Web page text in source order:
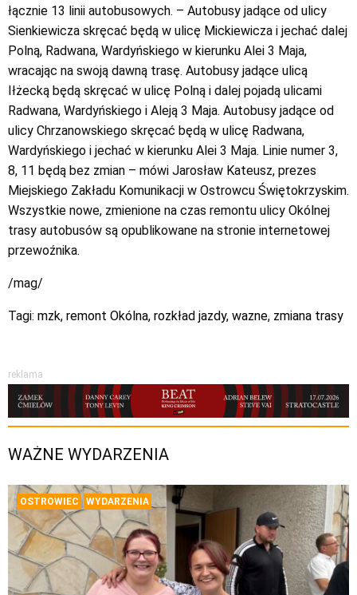
łącznie 13 linii autobusowych. – Autobusy jadące od ulicy
Sienkiewicza skręcać będą w ulicę Mickiewicza i jechać dalej
Polną, Radwana, Wardyńskiego w kierunku Alei 3 Maja,
wracając na swoją dawną trasę. Autobusy jadące ulicą
Iłżecką będą skręcać w ulicę Polną i dalej pojadą ulicami
Radwana, Wardyńskiego i Aleją 3 Maja. Autobusy jadące od
ulicy Chrzanowskiego skręcać będą w ulicę Radwana,
Wardyńskiego i jechać w kierunku Alei 3 Maja. Linie numer 3,
8, 11 będą bez zmian – mówi Jarosław Kateusz, prezes
Miejskiego Zakładu Komunikacji w Ostrowcu Świętokrzyskim.
Wszystkie nowe, zmienione na czas remontu ulicy Okólnej
trasy autobusów są opublikowane na stronie internetowej
przewoźnika.
/mag/
Tagi: mzk, remont Okólna, rozkład jazdy, wazne, zmiana trasy
reklama
WAŻNE WYDARZENIA
OSTROWIEC WYDARZENIA